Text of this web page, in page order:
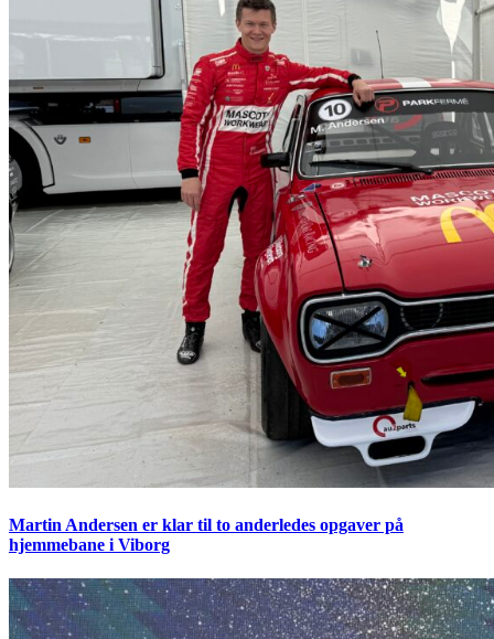
Martin Andersen er klar til to anderledes opgaver på
hjemmebane i Viborg